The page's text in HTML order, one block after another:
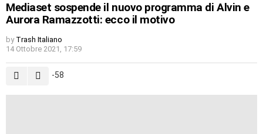
Mediaset sospende il nuovo programma di Alvin e
Aurora Ramazzotti: ecco il motivo
by Trash Italiano
14 Ottobre 2021, 17:59
-58